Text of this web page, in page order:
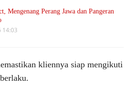
Mengenang Perang Jawa dan Pangeran
14:03
kliennya siap mengikuti